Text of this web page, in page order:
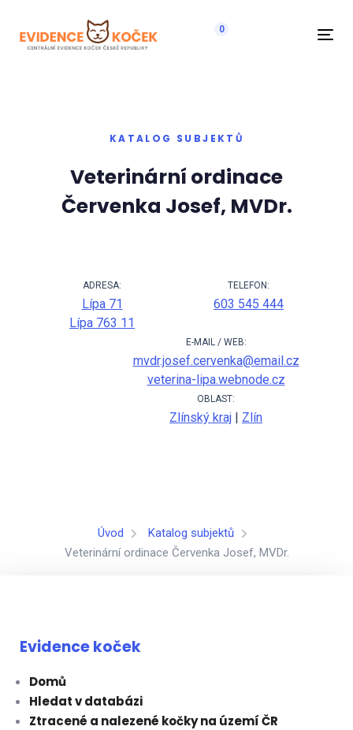
0
KATALOG SUBJEKTŮ
Veterinární ordinace
Červenka Josef, MVDr.
ADRESA:
Lípa 71
Lípa 763 11
TELEFON:
603 545 444
E-MAIL / WEB:
mvdr.josef.cervenka@email.cz
veterina-lipa.webnode.cz
OBLAST:
Zlínský kraj | Zlín
Úvod
Katalog subjektů
Veterinární ordinace Červenka Josef, MVDr.
Evidence koček
Domů
Hledat v databázi
Ztracené a nalezené kočky na území ČR